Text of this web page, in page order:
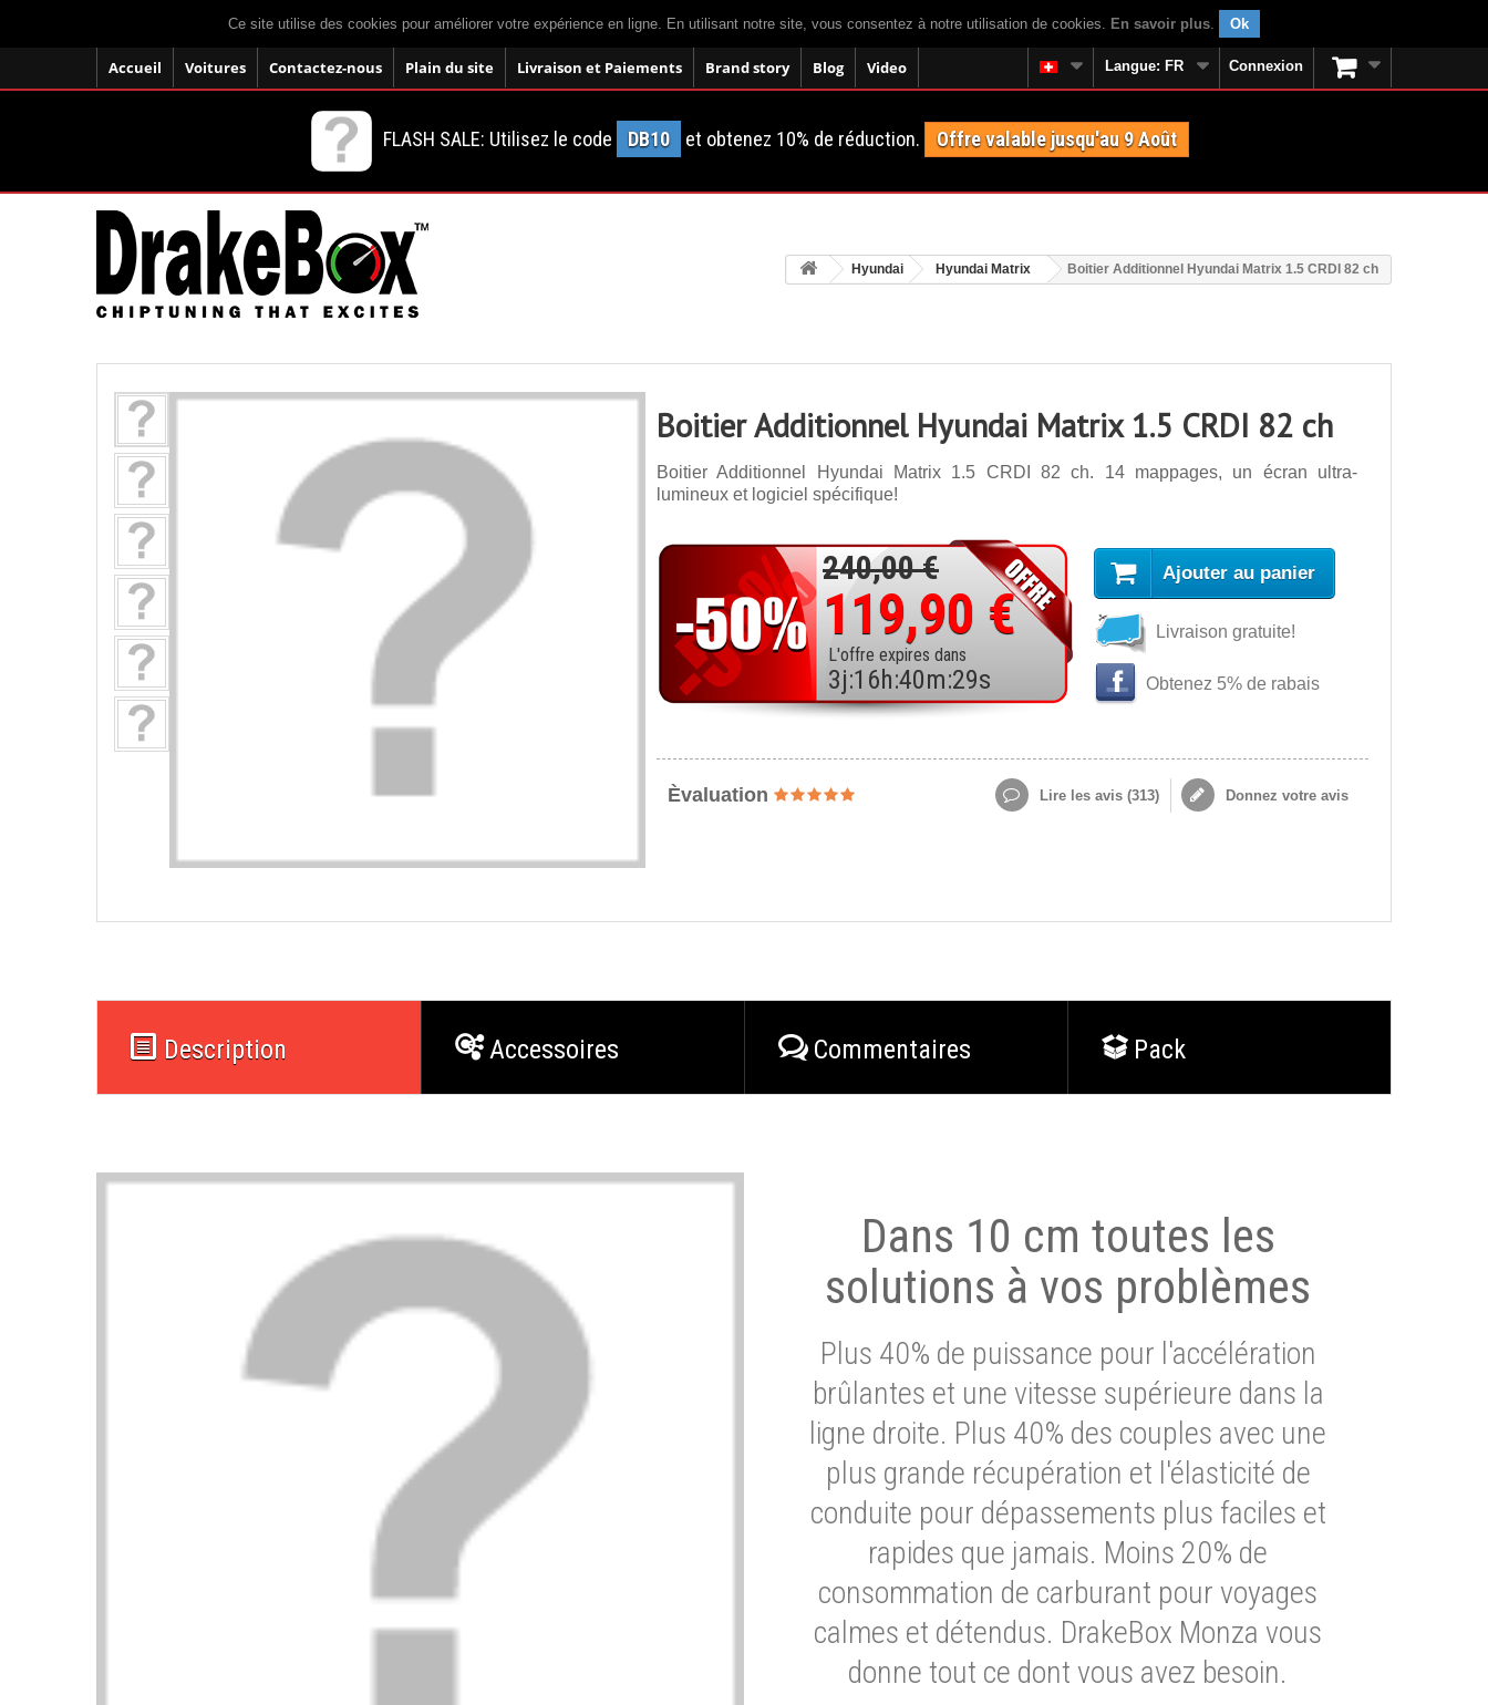
Ce site utilise des cookies pour améliorer votre expérience en ligne. En utilisant notre site, vous consentez à notre utilisation de cookies. En savoir plus. Ok
Accueil Voitures Contactez-nous Plain du site Livraison et Paiements Brand story Blog Video Connexion
Langue: FR
FLASH SALE: Utilisez le code DB10 et obtenez 10% de réduction. Offre valable jusqu'au 9 Août
Hyundai Hyundai Matrix Boitier Additionnel Hyundai Matrix 1.5 CRDI 82 ch
Boitier Additionnel Hyundai Matrix 1.5 CRDI 82 ch
Boitier Additionnel Hyundai Matrix 1.5 CRDI 82 ch. 14 mappages, un écran ultra-
lumineux et logiciel spécifique!
240,00 €
119,90 €
L'offre expires dans
3j:16h:40m:28s
Ajouter au panier
Livraison gratuite!
Obtenez 5% de rabais
Èvaluation Lire les avis (313) Donnez votre avis
Description Accessoires Commentaires Pack
Dans 10 cm toutes les
solutions à vos problèmes
Plus 40% de puissance pour l'accélération
brûlantes et une vitesse supérieure dans la
ligne droite. Plus 40% des couples avec une
plus grande récupération et l'élasticité de
conduite pour dépassements plus faciles et
rapides que jamais. Moins 20% de
consommation de carburant pour voyages
calmes et détendus. DrakeBox Monza vous
donne tout ce dont vous avez besoin.